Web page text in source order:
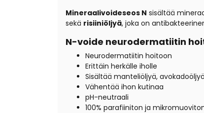
Mineraalivoideseos N sisältää
sekä risiiniöljyä, joka on
N-voide neurodermatiitin
Neurodermatiitin hoitoon
Erittäin herkälle iholle
Sisältää manteliöljyä,
Vähentää ihon kutinaa
pH-neutraali
100% parafiiniton ja